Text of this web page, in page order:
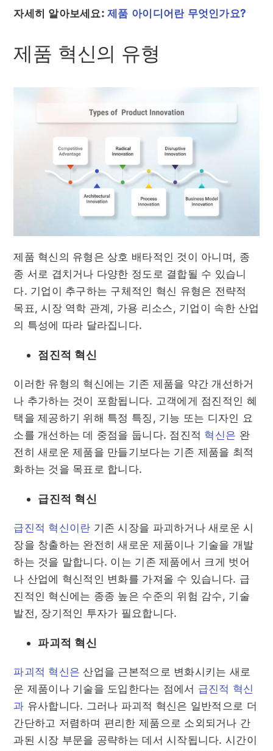
자세히 알아보세요:제품 아이디어란 무엇인가요?
제품 혁신의 유형
제품 혁신의 유형은 상호 배타적인 것이 아니며, 종
종 서로 겹치거나 다양한 정도로 결합될 수 있습니
다. 기업이 추구하는 구체적인 혁신 유형은 전략적
목표, 시장 역학 관계, 가용 리소스, 기업이 속한 산업
의 특성에 따라 달라집니다.
점진적 혁신
이러한 유형의 혁신에는 기존 제품을 약간 개선하거
나 추가하는 것이 포함됩니다. 고객에게 점진적인 혜
택을 제공하기 위해 특정 특징, 기능 또는 디자인 요
소를 개선하는 데 중점을 둡니다. 점진적 혁신은 완
전히 새로운 제품을 만들기보다는 기존 제품을 최적
화하는 것을 목표로 합니다.
급진적 혁신
급진적 혁신이란 기존 시장을 파괴하거나 새로운 시
장을 창출하는 완전히 새로운 제품이나 기술을 개발
하는 것을 말합니다. 이는 기존 제품에서 크게 벗어
나 산업에 혁신적인 변화를 가져올 수 있습니다. 급
진적인 혁신에는 종종 높은 수준의 위험 감수, 기술
발전, 장기적인 투자가 필요합니다.
파괴적 혁신
파괴적 혁신은 산업을 근본적으로 변화시키는 새로
운 제품이나 기술을 도입한다는 점에서 급진적 혁신
과 유사합니다. 그러나 파괴적 혁신은 일반적으로 더
간단하고 저렴하며 편리한 제품으로 소외되거나 간
과된 시장 부문을 공략하는 데서 시작됩니다. 시간이